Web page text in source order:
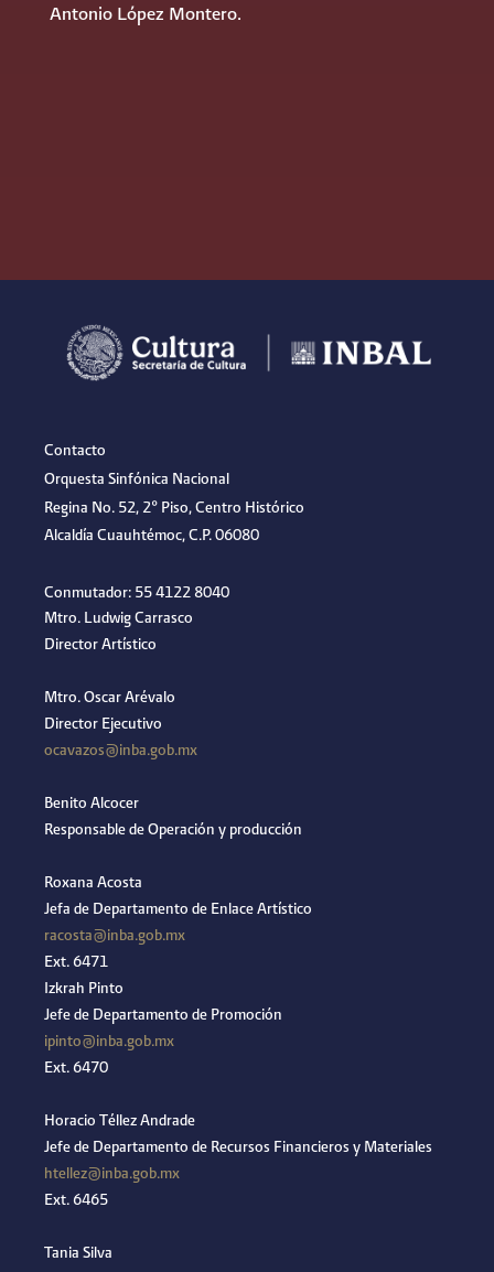
Antonio López Montero.
Contacto
Orquesta Sinfónica Nacional
Regina No. 52, 2º Piso, Centro Histórico
Alcaldía Cuauhtémoc, C.P. 06080
Conmutador: 55 4122 8040
Mtro. Ludwig Carrasco
Director Artístico
Mtro. Oscar Arévalo
Director Ejecutivo
ocavazos@inba.gob.mx
Benito Alcocer
Responsable de Operación y producción
Roxana Acosta
Jefa de Departamento de Enlace Artístico
racosta@inba.gob.mx
Ext. 6471
Izkrah Pinto
Jefe de Departamento de Promoción
ipinto@inba.gob.mx
Ext. 6470
Horacio Téllez Andrade
Jefe de Departamento de Recursos Financieros y Materiales
htellez@inba.gob.mx
Ext. 6465
Tania Silva